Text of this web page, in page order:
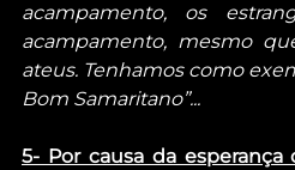
acampamento, os
acampamento, mesmo
ateus. Tenhamos como
Bom Samaritano”...
5- Por causa da